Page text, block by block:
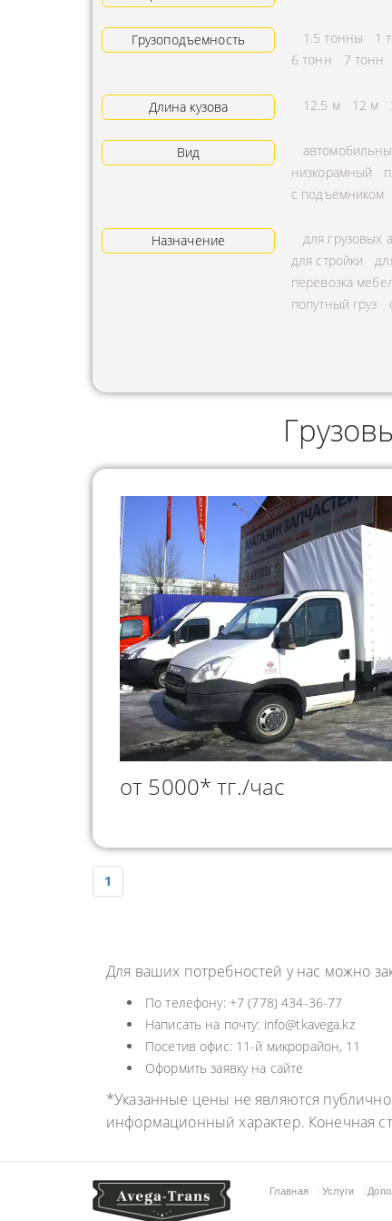
АРЕНДА ТРАКТОРА
УСЛУГИ АВТОКРАНА
АВИАПЕРЕВОЗКА
ГРУЗОПЕРЕВОЗКИ
ПЕРЕВОЗКИ
ИНДИВИДУАЛЬНЫЕ
КОНТЕЙНЕРНЫЕ
ПЕРЕВОЗКИ
Грузоподъемность 1.5 тонны 1
6 тонн
7 тонн
Длина кузова 12.5 м 12 м
Вид
низкорамный
с подъемником
Назначение для грузовых
для стройки
перевозка
попутный груз
от 5000* тг./час
1
Для ваших потребностей у нас можно
По телефону: +7 (778) 434-36-77
Написать на почту: info@tkavega.kz
Посетив офис: 11-й микрорайон, 11
Оформить заявку на сайте
*Указанные цены не являются
информационный характер. Конечная
Главная Услуги